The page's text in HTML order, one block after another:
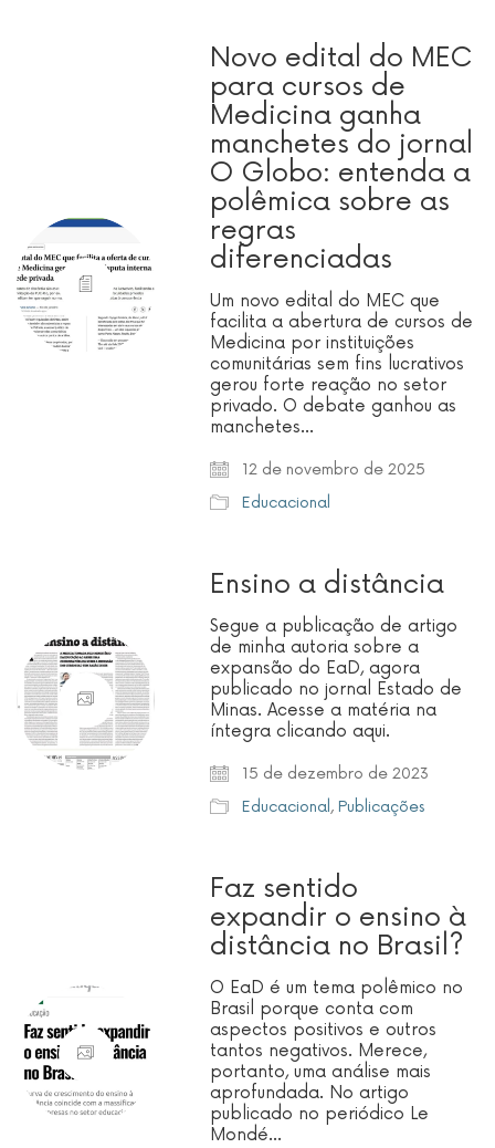
Novo edital do MEC
para cursos de
Medicina ganha
manchetes do jornal
O Globo: entenda a
polêmica sobre as
regras
diferenciadas
Um novo edital do MEC que
facilita a abertura de cursos de
Medicina por instituições
comunitárias sem fins lucrativos
gerou forte reação no setor
privado. O debate ganhou as
manchetes…
12 de novembro de 2025
Educacional
Ensino a distância
Segue a publicação de artigo
de minha autoria sobre a
expansão do EaD, agora
publicado no jornal Estado de
Minas. Acesse a matéria na
íntegra clicando aqui.
15 de dezembro de 2023
Educacional ,Publicações
Faz sentido
expandir o ensino à
distância no Brasil?
O EaD é um tema polêmico no
Brasil porque conta com
aspectos positivos e outros
tantos negativos. Merece,
portanto, uma análise mais
aprofundada. No artigo
publicado no periódico Le
Mondé…